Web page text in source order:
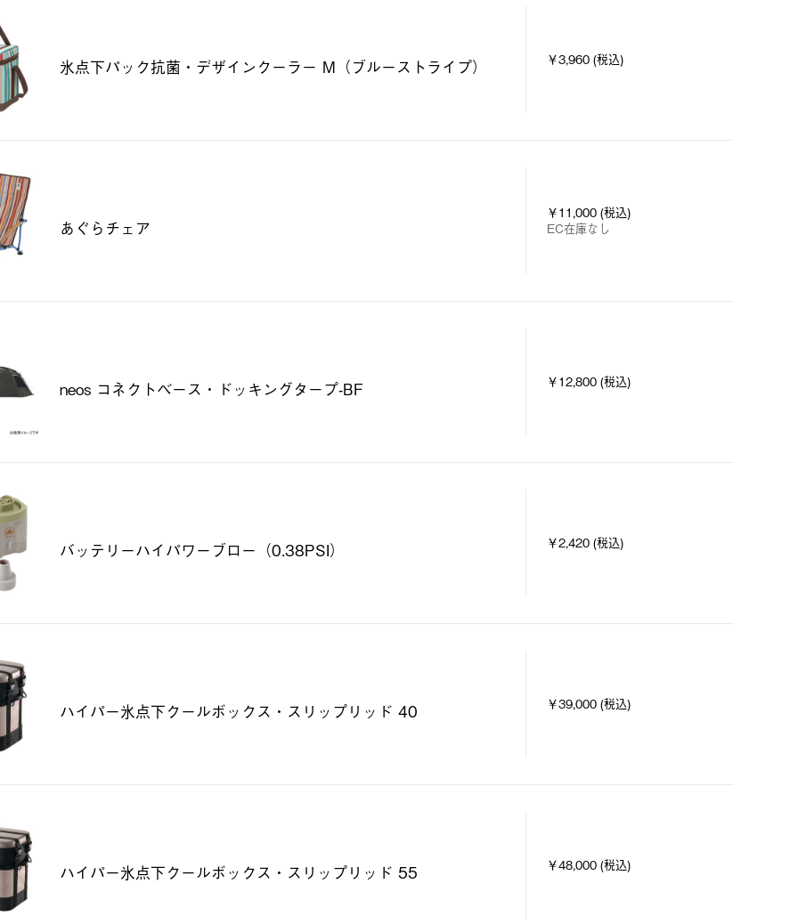
氷点下パック抗菌・デザインクーラー M（ブルーストライプ） ￥3,960 (税込)
あぐらチェア
￥11,000 (税込)
EC在庫なし
neos コネクトベース・ドッキングタープ-BF ￥12,800 (税込)
バッテリーハイパワーブロー（0.38PSI） ￥2,420 (税込)
ハイパー氷点下クールボックス・スリップリッド 40 ￥39,000 (税込)
ハイパー氷点下クールボックス・スリップリッド 55 ￥48,000 (税込)